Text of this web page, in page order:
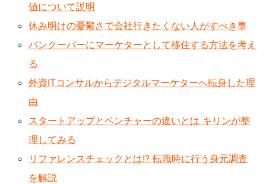
値について説明
休み明けの憂鬱さで会社行きたくない人がすべき事
バンクーバーにマーケターとして移住する方法を考え
る
外資ITコンサルからデジタルマーケターへ転身した理
由
スタートアップとベンチャーの違いとは キリンが整
理してみる
リファレンスチェックとは!? 転職時に行う身元調査
を解説